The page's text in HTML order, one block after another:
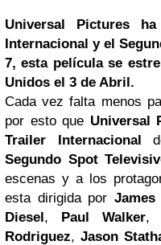
Universal Pictures
Internacional y el
7, esta película se
Unidos el 3 de Abril.
Cada vez falta menos
por esto que Universal
Trailer Internacional
Segundo Spot
escenas y a los
esta dirigida por James
Diesel, Paul Walker,
Rodriguez, Jason